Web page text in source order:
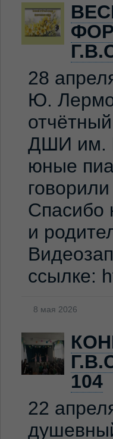
28
Ю.
ДШИ им.
юные
Спасибо
и
ссылке:
8 мая 2026
104
22